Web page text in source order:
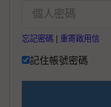
忘記密碼 重寄啟用信
記住帳號密碼